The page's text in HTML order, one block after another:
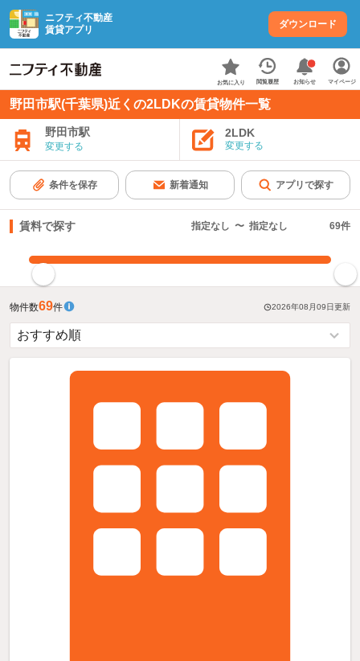
ニフティ不動産
賃貸アプリ
ダウンロード
お気に入り 閲覧履歴 お知らせ マイページ
野田市駅(千葉県)近くの2LDKの賃貸物件一覧
野田市駅
変更する
2LDK
変更する
条件を保存 新着通知 アプリで探す
賃料で探す 指定なし 〜 指定なし 69件
物件数69件 2026年08月09日更新